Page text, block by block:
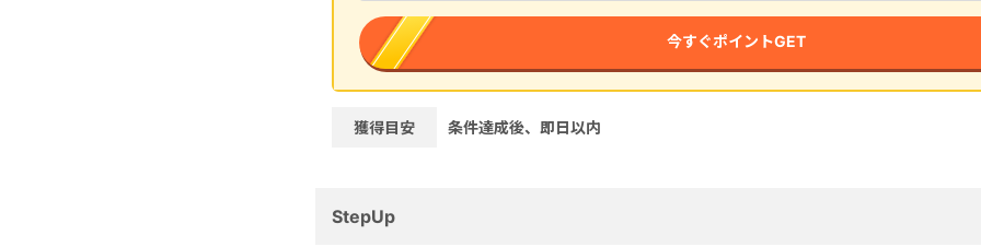
今すぐポイントGET
獲得目安 条件達成後、即日以内
StepUp